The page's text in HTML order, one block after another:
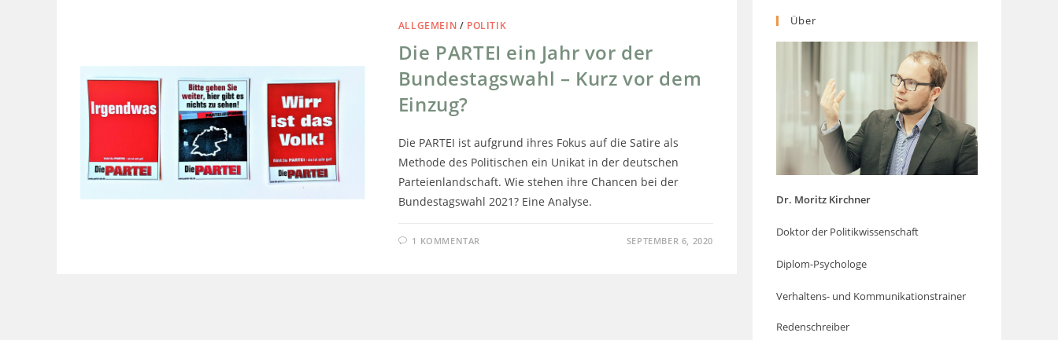
ALLGEMEIN / POLITIK
Die PARTEI ein Jahr vor der
Bundestagswahl – Kurz vor dem
Einzug?
Die PARTEI ist aufgrund ihres Fokus auf die Satire als
Methode des Politischen ein Unikat in der deutschen
Parteienlandschaft. Wie stehen ihre Chancen bei der
Bundestagswahl 2021? Eine Analyse.
1 KOMMENTAR SEPTEMBER 6, 2020
Über
Dr. Moritz Kirchner
Doktor der Politikwissenschaft
Diplom-Psychologe
Verhaltens- und Kommunikationstrainer
Redenschreiber